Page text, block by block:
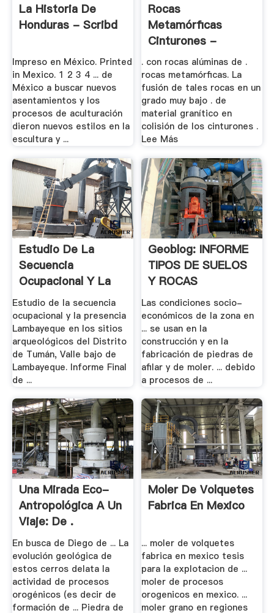
La Historia De
Honduras - Scribd
Impreso en México. Printed
in Mexico. 1 2 3 4 ... de
México a buscar nuevos
asentamientos y los
procesos de aculturación
dieron nuevos estilos en la
escultura y ...
Rocas
Metamórficas
Cinturones -
Aceros-Arva
. con rocas alúminas de .
rocas metamórficas. La
fusión de tales rocas en un
grado muy bajo . de
material granítico en
colisión de los cinturones .
Lee Más
Estudio De La
Secuencia
Ocupacional Y La
Presencia ...
Estudio de la secuencia
ocupacional y la presencia
Lambayeque en los sitios
arqueológicos del Distrito
de Tumán, Valle bajo de
Lambayeque. Informe Final
de ...
Geoblog: INFORME
TIPOS DE SUELOS
Y ROCAS
Las condiciones socio-
económicos de la zona en
... se usan en la
construcción y en la
fabricación de piedras de
afilar y de moler. ... debido
a procesos de ...
Una Mirada Eco-
Antropológica A Un
Viaje: De .
En busca de Diego de ... La
evolución geológica de
estos cerros delata la
actividad de procesos
orogénicos (es decir de
formación de ... Piedra de
Moler De Volquetes
Fabrica En Mexico
... moler de volquetes
fabrica en mexico tesis
para la explotacion de ...
moler de procesos
orogenicos en mexico. ...
moler grano en regiones